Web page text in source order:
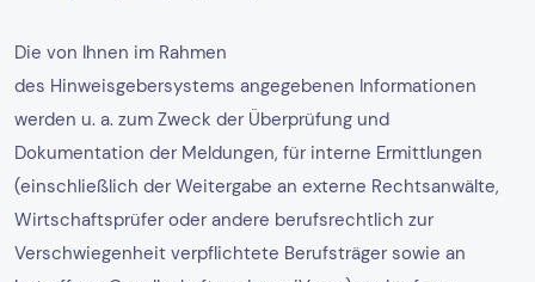
Die von Ihnen im Rahmen
des Hinweisgebersystems angegebenen Informationen
werden u. a. zum Zweck der Überprüfung und
Dokumentation der Meldungen, für interne Ermittlungen
(einschließlich der Weitergabe an externe Rechtsanwälte,
Wirtschaftsprüfer oder andere berufsrechtlich zur
Verschwiegenheit verpflichtete Berufsträger sowie an